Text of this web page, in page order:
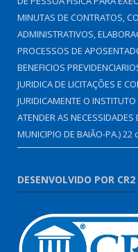
MINUTAS DE CONTRATOS,
ADMINISTRATIVOS,
PROCESSOS DE
BENEFICIOS
JURIDICA DE LICITAÇÕES E
JURIDICAMENTE O
ATENDER AS
MUNICIPIO DE BAIÃO-PA.)22
DESENVOLVIDO POR CR2